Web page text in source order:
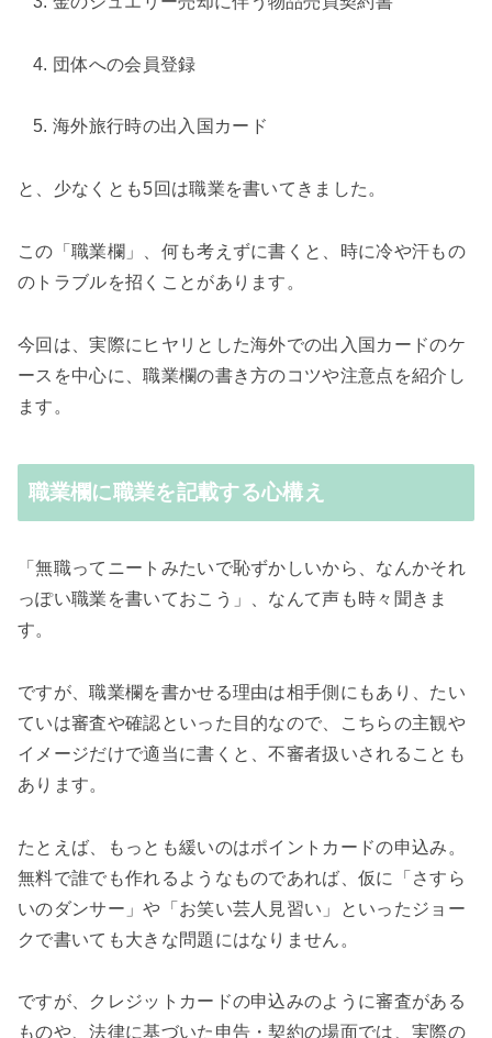
団体への会員登録
海外旅行時の出入国カード
と、少なくとも5回は職業を書いてきました。
この「職業欄」、何も考えずに書くと、時に冷や汗もの
のトラブルを招くことがあります。
今回は、実際にヒヤリとした海外での出入国カードのケ
ースを中心に、職業欄の書き方のコツや注意点を紹介し
ます。
職業欄に職業を記載する心構え
「無職ってニートみたいで恥ずかしいから、なんかそれ
っぽい職業を書いておこう」、なんて声も時々聞きま
す。
ですが、職業欄を書かせる理由は相手側にもあり、たい
ていは審査や確認といった目的なので、こちらの主観や
イメージだけで適当に書くと、不審者扱いされることも
あります。
たとえば、もっとも緩いのはポイントカードの申込み。
無料で誰でも作れるようなものであれば、仮に「さすら
いのダンサー」や「お笑い芸人見習い」といったジョー
クで書いても大きな問題にはなりません。
ですが、クレジットカードの申込みのように審査がある
ものや、法律に基づいた申告・契約の場面では、実際の